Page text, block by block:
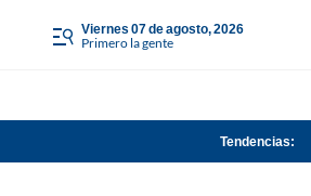
viernes 07 de agosto, 2026
Primero la gente
Tendencias: